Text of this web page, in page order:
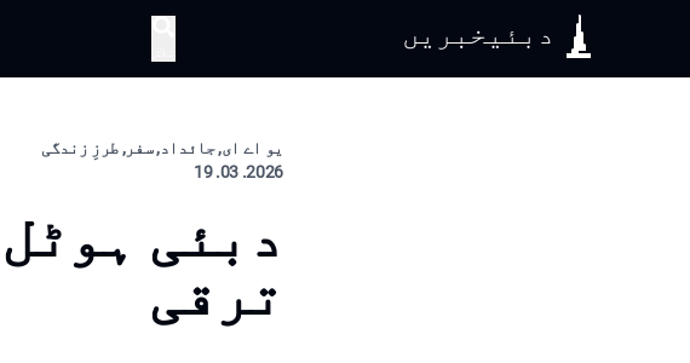
دبئیخبریں
یو اے ای, جائداد, سفر, طرزِ زندگی
2026. 03. 19
دبئی
ترقی